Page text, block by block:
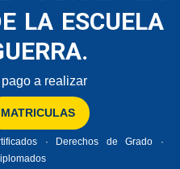
LA ESCUELA
a realizar
MATRICULAS
· Derechos de Grado ·